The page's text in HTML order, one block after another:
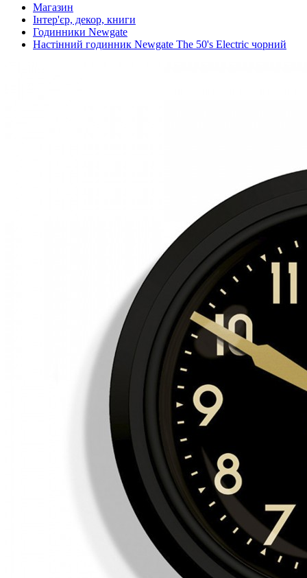
Магазин
Інтер'єр, декор, книги
Годинники Newgate
Настінний годинник Newgate The 50's Electric чорний